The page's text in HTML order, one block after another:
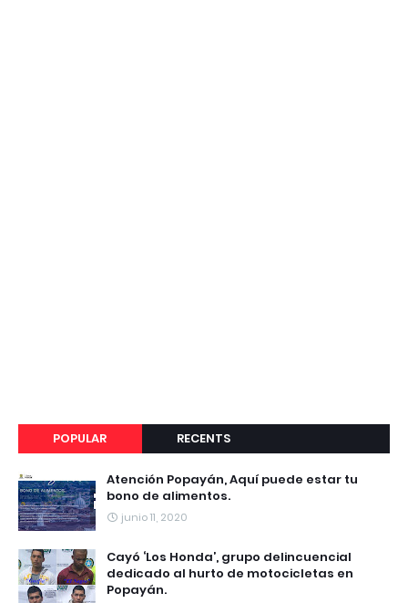
POPULAR RECENTS
Atención Popayán, Aquí puede estar tu
bono de alimentos.
junio 11, 2020
Cayó ‘Los Honda’, grupo delincuencial
dedicado al hurto de motocicletas en
Popayán.